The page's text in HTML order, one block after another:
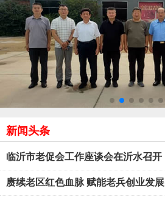
新闻头条
临沂市老促会工作座谈会在沂水召开
赓续老区红色血脉 赋能老兵创业发展